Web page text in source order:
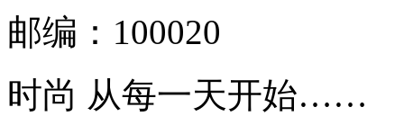
邮编：100020
时尚 从每一天开始……